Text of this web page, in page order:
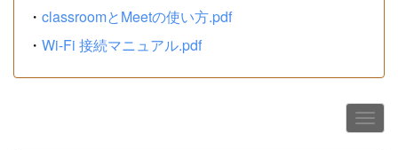
・ classroomとMeetの使い方.pdf
・ Wi-Fi 接続マニュアル.pdf